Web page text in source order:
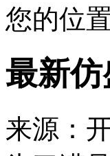
您的位置
最新
来源：